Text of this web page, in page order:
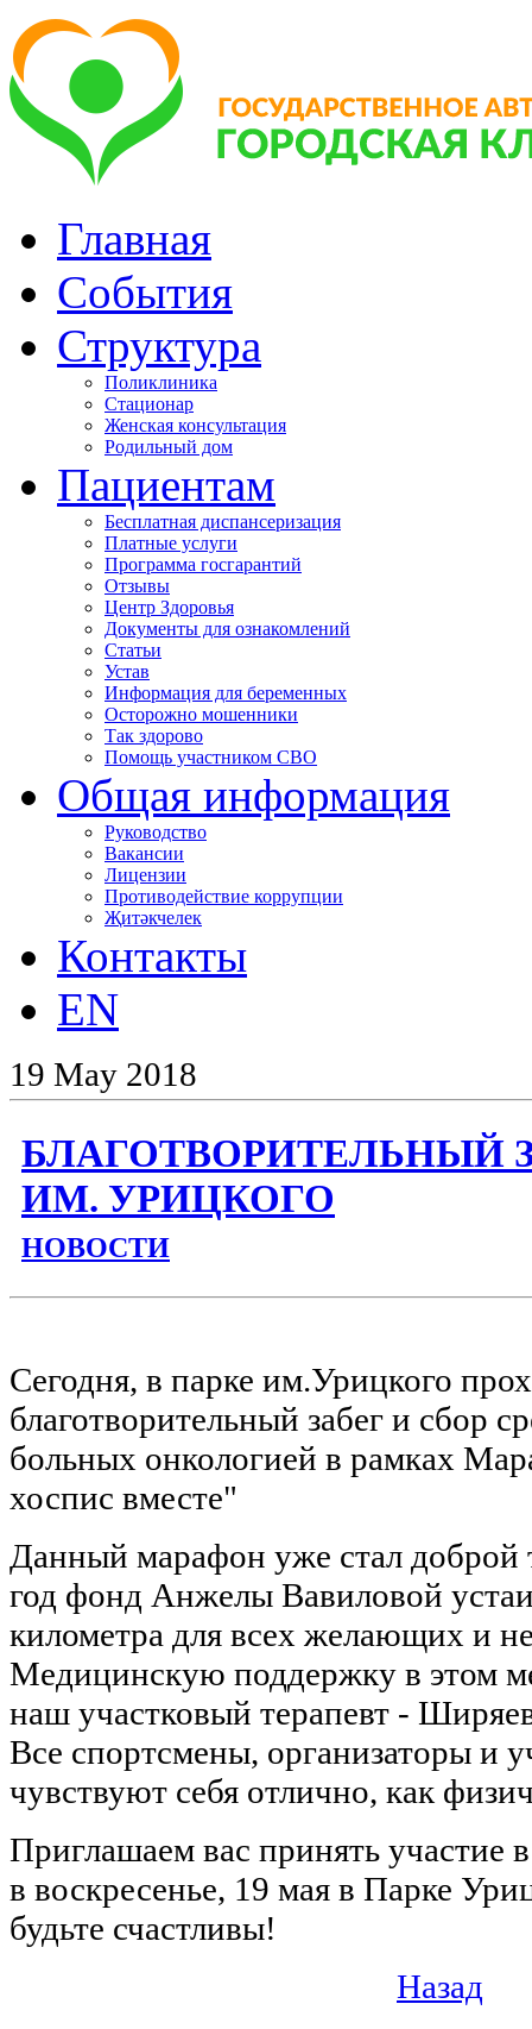
Главная
События
Структура
Поликлиника
Стационар
Женская консультация
Родильный дом
Пациентам
Бесплатная диспансеризация
Платные услуги
Программа госгарантий
Отзывы
Центр Здоровья
Документы для ознакомлений
Статьи
Устав
Информация для беременных
Осторожно мошенники
Так здорово
Помощь участником СВО
Общая информация
Руководство
Вакансии
Лицензии
Противодействие коррупции
Җитәкчелек
Контакты
EN
19 May 2018
БЛАГОТВОРИТЕЛЬНЫЙ
ИМ. УРИЦКОГО
НОВОСТИ
Сегодня, в парке им.Урицкого
благотворительный забег и сбор
больных онкологией в рамках
хоспис вместе"
Данный марафон уже стал
год фонд Анжелы Вавиловой
километра для всех желающих и
Медицинскую поддержку в этом
наш участковый терапевт -
Все спортсмены, организаторы и
чувствуют себя отлично, как
Приглашаем вас принять участие
в воскресенье, 19 мая в Парке
будьте счастливы!
Назад